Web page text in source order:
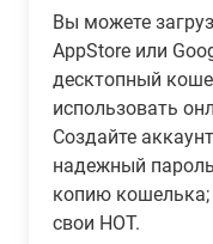
Вы можете
AppStore или
десктопный
использовать
Создайте
надежный
копию кошелька;
свои HOT.